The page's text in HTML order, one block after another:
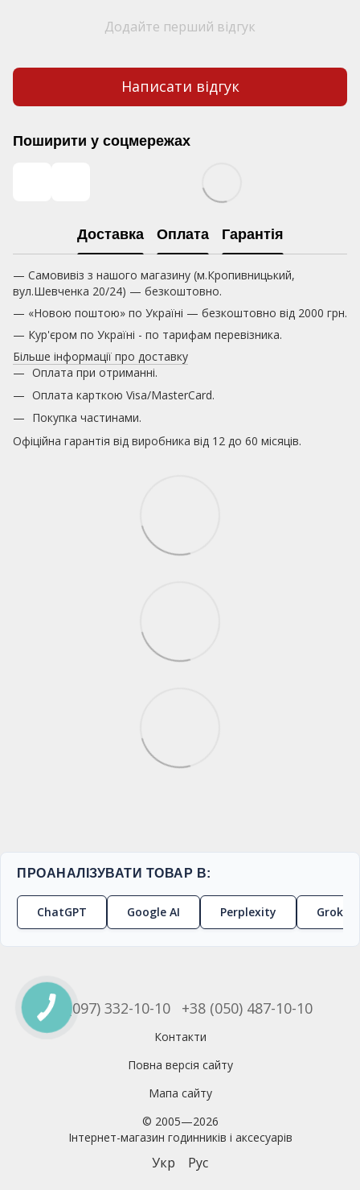
Додайте перший відгук
Написати відгук
Поширити у соцмережах
Доставка Оплата Гарантія
— Самовивіз з нашого магазину (м.Кропивницький,
вул.Шевченка 20/24) — безкоштовно.
— «Новою поштою» по Україні — безкоштовно від 2000 грн.
— Кур'єром по Україні - по тарифам перевізника.
Більше інформації про доставку
Оплата при отриманні.
Оплата карткою Visa/MasterCard.
Покупка частинами.
Офіційна гарантія від виробника від 12 до 60 місяців.
ПРОАНАЛІЗУВАТИ ТОВАР В:
ChatGPT Google AI Perplexity Grok
+38 (097) 332-10-10 +38 (050) 487-10-10
Контакти
Повна версія сайту
Мапа сайту
© 2005—2026
Інтернет-магазин годинників і аксесуарів
Укр Рус